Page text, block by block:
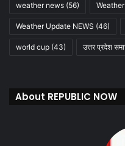
weather news (56)
Weather Update NEWS (46)
world cup (43) उत्तर प्रदेश
About REPUBLIC NOW